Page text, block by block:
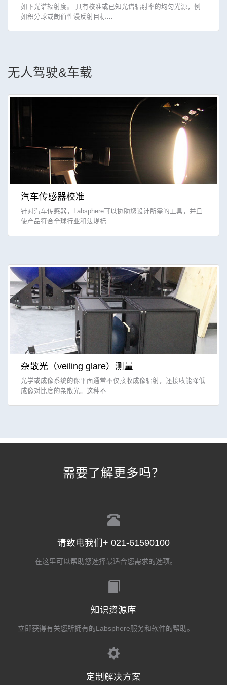
如下光谱辐射度。 具有校准或已知光谱辐射率的均匀光源，例
如积分球或朗伯性漫反射目标…
无人驾驶&车载
汽车传感器校准
针对汽车传感器，Labsphere可以协助您设计所需的工具，并且
使产品符合全球行业和法规标…
杂散光（veiling glare）测量
光学或成像系统的像平面通常不仅接收成像辐射，还接收能降低
成像对比度的杂散光。这种不…
需要了解更多吗？
请致电我们+ 021-61590100
在这里可以帮助您选择最适合您需求的选项。
知识资源库
立即获得有关您所拥有的Labsphere服务和软件的帮助。
定制解决方案